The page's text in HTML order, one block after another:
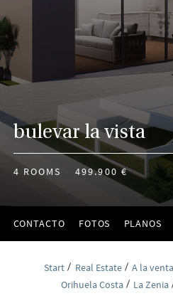
bulevar la vista
4 ROOMS 499.900 €
CONTACTO FOTOS PLANOS
Start Real Estate A la
Orihuela Costa
La Zenia